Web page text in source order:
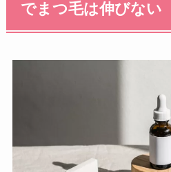
でまつ毛は伸びない